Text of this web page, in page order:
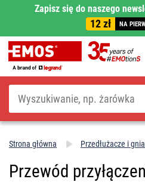
Zapisz się do naszego
12 zł NA
Szukaj
Strona główna Przedłużacze i
Przewód